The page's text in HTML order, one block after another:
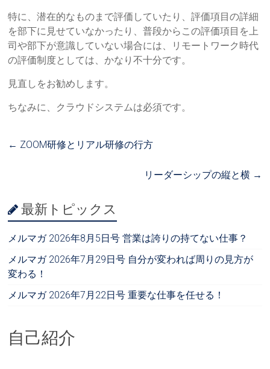
特に、潜在的なものまで評価していたり、評価項目の詳細
を部下に見せていなかったり、普段からこの評価項目を上
司や部下が意識していない場合には、リモートワーク時代
の評価制度としては、かなり不十分です。
見直しをお勧めします。
ちなみに、クラウドシステムは必須です。
← ZOOM研修とリアル研修の行方
リーダーシップの縦と横 →
最新トピックス
メルマガ 2026年8月5日号 営業は誇りの持てない仕事？
メルマガ 2026年7月29日号 自分が変われば周りの見方が
変わる！
メルマガ 2026年7月22日号 重要な仕事を任せる！
自己紹介